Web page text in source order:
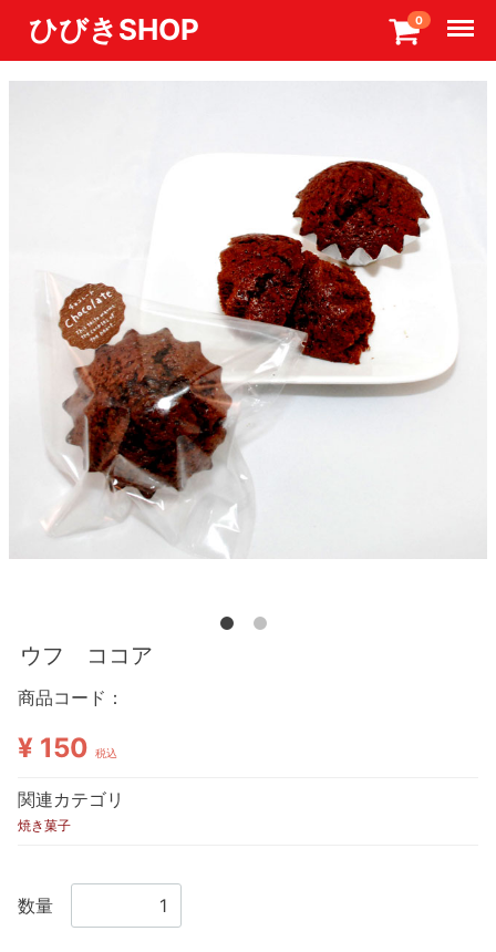
0
ひびきSHOP Menu
ウフ ココア
商品コード：
¥ 150 税込
関連カテゴリ
焼き菓子
数量